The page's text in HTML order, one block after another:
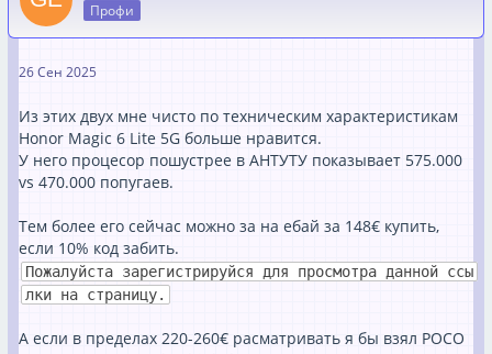
Профи
26 Сен 2025
Из этих двух мне чисто по техническим характеристикам
Honor Magic 6 Lite 5G больше нравится.
У него процесор пошустрее в АНТУТУ показывает 575.000
vs 470.000 попугаев.
Тем более его сейчас можно за на ебай за 148€ купить,
если 10% код забить.
Пожалуйста зарегистрируйся для просмотра данной ссы
лки на страницу.
А если в пределах 220-260€ расматривать я бы взял POCO